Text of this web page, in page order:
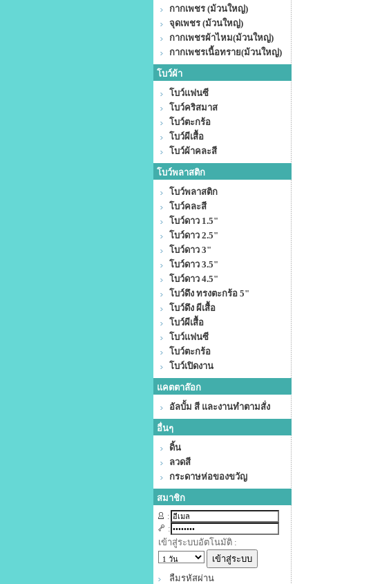
กากเพชร (ม้วนใหญ่)
จุดเพชร (ม้วนใหญ่)
กากเพชรผ้าไหม(ม้วนใหญ่)
กากเพชรเนื้อทราย(ม้วนใหญ่)
โบว์ผ้า
โบว์แฟนซี
โบว์คริสมาส
โบว์ตะกร้อ
โบว์ผีเสื้อ
โบว์ผ้าคละสี
โบว์พลาสติก
โบว์พลาสติก
โบว์คละสี
โบว์ดาว 1.5"
โบว์ดาว 2.5"
โบว์ดาว 3"
โบว์ดาว 3.5"
โบว์ดาว 4.5"
โบว์ดึง ทรงตะกร้อ 5"
โบว์ดึง ผีเสื้อ
โบว์ผีเสื้อ
โบว์แฟนซี
โบว์ตะกร้อ
โบว์เปิดงาน
แคตตาล๊อก
อัลบั้ม สี และงานทำตามสั่ง
อื่นๆ
ดิ้น
ลวดสี
กระดาษห่อของขวัญ
สมาชิก
:
:
เข้าสู่ระบบอัตโนมัติ :
ลืมรหัสผ่าน